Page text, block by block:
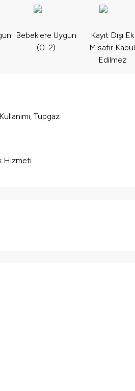
Bebeklere Uygun
(0-2)
Kayıt Dışı Ek
Misafir Kabul
Edilmez
Tüpgaz
Hizmeti